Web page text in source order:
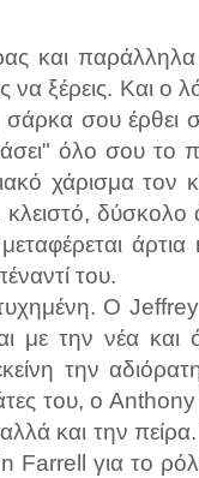
και
να ξέρεις. Και ο
σου έρθει
όλο σου το
χάρισμα τον
του.
Ο
με την νέα
την
του, ο
και την
για το